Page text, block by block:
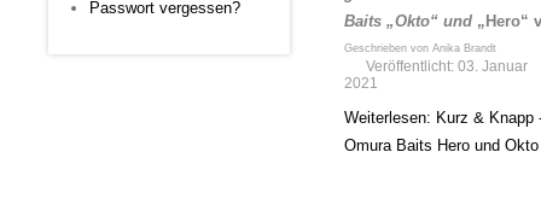
Passwort vergessen?
Baits „Okto“ und „Hero“
Geschrieben von Anika Brandt
Veröffentlicht: 03. Januar
2021
Weiterlesen: Kurz & Knapp
Omura Baits Hero und Okto